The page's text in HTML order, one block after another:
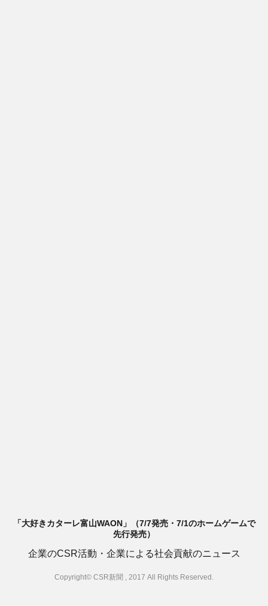
「大好きカターレ富山WAON」（7/7発売・7/1のホームゲームで
先行発売）
企業のCSR活動・企業による社会貢献のニュース
Copyright© CSR新聞 , 2017 All Rights Reserved.